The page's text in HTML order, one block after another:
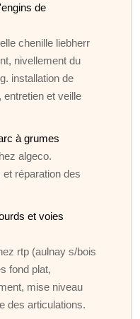
de
chenille liebherr
nivellement du
installation de
entretien et veille
à grumes
algeco.
réparation des
et voies
rtp (aulnay s/bois
fond plat,
mise niveau
des articulations.